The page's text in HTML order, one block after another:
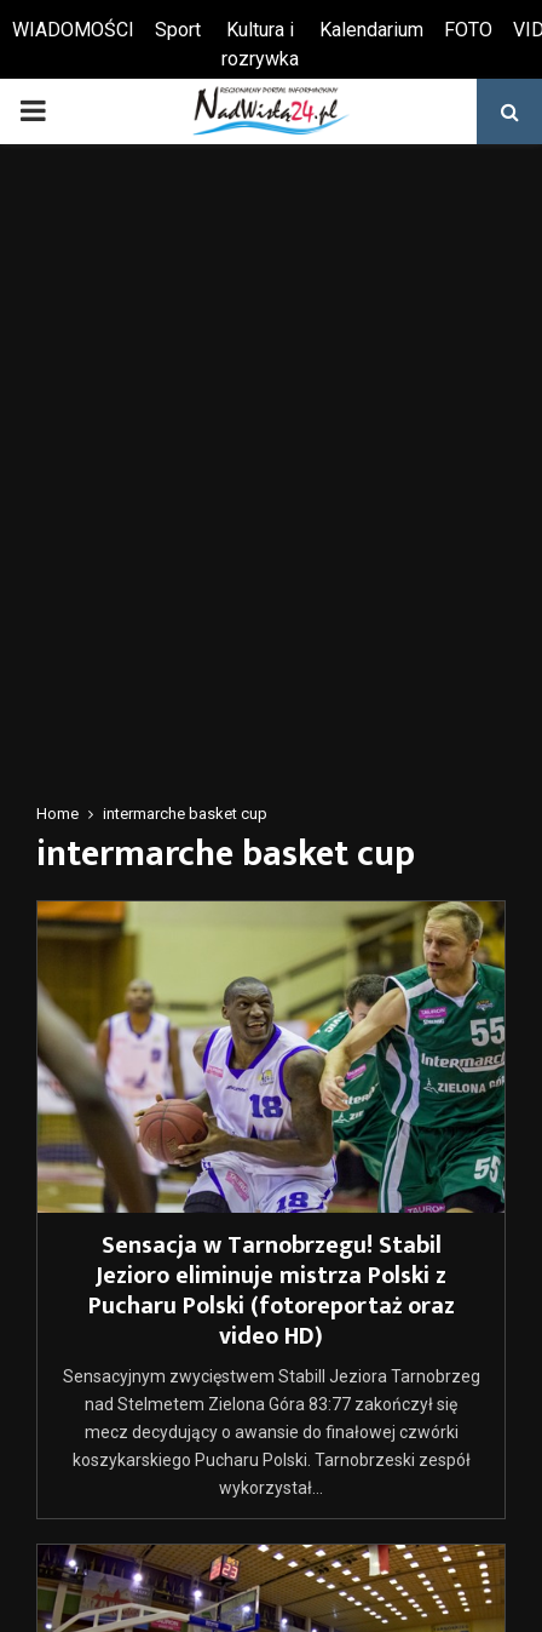
Otwórz pasek narzędzi
WIADOMOŚCI Sport
Kultura i
rozrywka
Kalendarium FOTO
PRIMARY
Home intermarche basket cup
intermarche basket cup
Sensacja w Tarnobrzegu! Stabil
Jezioro eliminuje mistrza Polski z
Pucharu Polski (fotoreportaż oraz
video HD)
Sensacyjnym zwycięstwem Stabill Jeziora Tarnobrzeg
nad Stelmetem Zielona Góra 83:77 zakończył się
mecz decydujący o awansie do finałowej czwórki
koszykarskiego Pucharu Polski. Tarnobrzeski zespół
wykorzystał...